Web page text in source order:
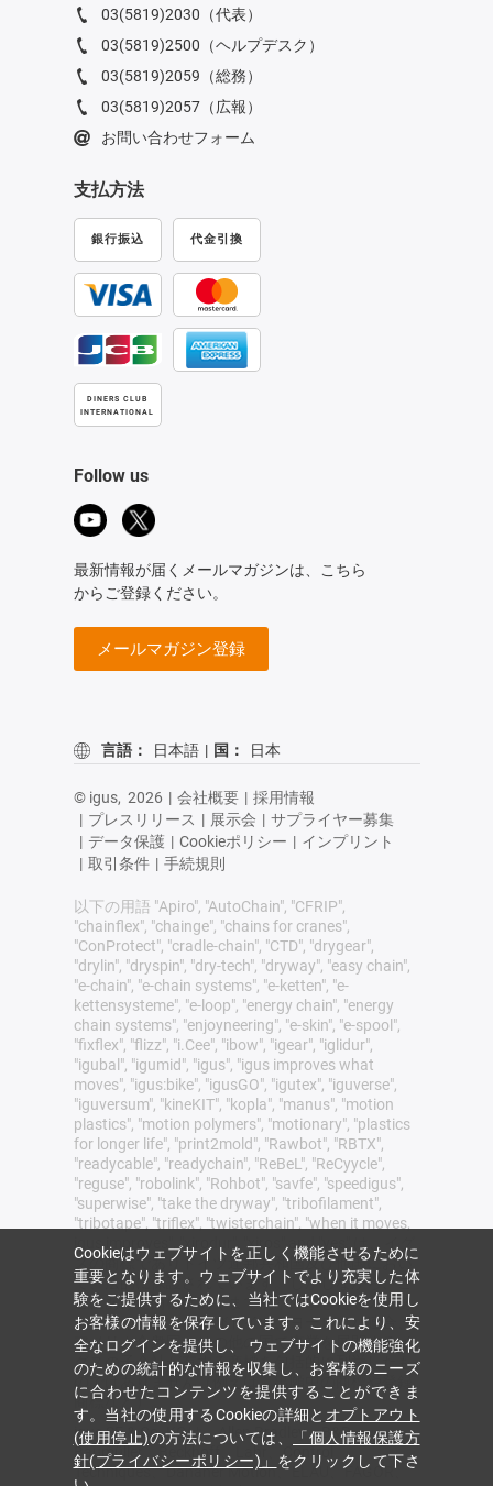
03(5819)2030（代表）
03(5819)2500（ヘルプデスク）
03(5819)2059（総務）
03(5819)2057（広報）
お問い合わせフォーム
支払方法
銀行振込 代金引換
DINERS CLUB
INTERNATIONAL
Follow us
最新情報が届くメールマガジンは、こちら
からご登録ください。
メールマガジン登録
言語： 日本語 | 国： 日本
© igus, 2026 | 会社概要 | 採用情報
| プレスリリース | 展示会 | サプライヤー募集
| データ保護 | Cookieポリシー | インプリント
| 取引条件 | 手続規則
以下の用語 "Apiro", "AutoChain", "CFRIP",
"chainflex", "chainge", "chains for cranes",
"ConProtect", "cradle-chain", "CTD", "drygear",
"drylin", "dryspin", "dry-tech", "dryway", "easy chain",
"e-chain", "e-chain systems", "e-ketten", "e-
kettensysteme", "e-loop", "energy chain", "energy
chain systems", "enjoyneering", "e-skin", "e-spool",
"fixflex", "flizz", "i.Cee", "ibow", "igear", "iglidur",
"igubal", "igumid", "igus", "igus improves what
moves", "igus:bike", "igusGO", "igutex", "iguverse",
"iguversum", "kineKIT", "kopla", "manus", "motion
plastics", "motion polymers", "motionary", "plastics
for longer life", "print2mold", "Rawbot", "RBTX",
"readycable", "readychain", "ReBeL", "ReCyycle",
"reguse", "robolink", "Rohbot", "savfe", "speedigus",
"superwise", "take the dryway", "tribofilament",
"tribotape", "triflex", "twisterchain", "when it moves,
igus improves", "xirodur", "xiros" and "yes" は、イグ
スの商標でありドイツ連邦共和国及び他国におい
て、法的に保護されています。しかしながら、こ
こにあげた商標はあくまで例示列挙したものであ
って、イグス、およびドイツ、ヨーロッパ連合、
アメリカ合衆国、その他の国で事業を展開するイ
グスの子会社が有する商標を包括的に列挙したも
のではありません（例えば、出願中の商標や登録
商標など）。
igus SE & Co. KGは、Allen Bradley、B&R、
Baumüller、Beckhoff、Lahr、Control
Techniques、Danaher Motion、ELAU、FAGOR、
Cookieはウェブサイトを正しく機能させるために
重要となります。ウェブサイトでより充実した体
験をご提供するために、当社ではCookieを使用し
お客様の情報を保存しています。これにより、安
全なログインを提供し、 ウェブサイトの機能強化
のための統計的な情報を収集し、お客様のニーズ
に合わせたコンテンツを提供することができま
す。当社の使用するCookieの詳細と オプトアウト
(使用停止)の方法については、
「個人情報保護方
針(プライバシーポリシー)」 をクリックして下さ